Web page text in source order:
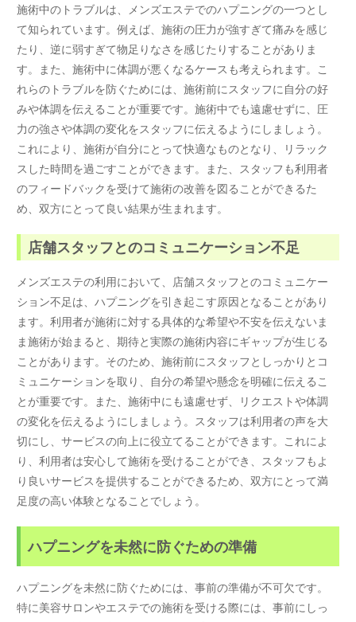
施術中のトラブルは、メンズエステでのハプニングの一つとし
て知られています。例えば、施術の圧力が強すぎて痛みを感じ
たり、逆に弱すぎて物足りなさを感じたりすることがありま
す。また、施術中に体調が悪くなるケースも考えられます。こ
れらのトラブルを防ぐためには、施術前にスタッフに自分の好
みや体調を伝えることが重要です。施術中でも遠慮せずに、圧
力の強さや体調の変化をスタッフに伝えるようにしましょう。
これにより、施術が自分にとって快適なものとなり、リラック
スした時間を過ごすことができます。また、スタッフも利用者
のフィードバックを受けて施術の改善を図ることができるた
め、双方にとって良い結果が生まれます。
店舗スタッフとのコミュニケーション不足
メンズエステの利用において、店舗スタッフとのコミュニケー
ション不足は、ハプニングを引き起こす原因となることがあり
ます。利用者が施術に対する具体的な希望や不安を伝えないま
ま施術が始まると、期待と実際の施術内容にギャップが生じる
ことがあります。そのため、施術前にスタッフとしっかりとコ
ミュニケーションを取り、自分の希望や懸念を明確に伝えるこ
とが重要です。また、施術中にも遠慮せず、リクエストや体調
の変化を伝えるようにしましょう。スタッフは利用者の声を大
切にし、サービスの向上に役立てることができます。これによ
り、利用者は安心して施術を受けることができ、スタッフもよ
り良いサービスを提供することができるため、双方にとって満
足度の高い体験となることでしょう。
ハプニングを未然に防ぐための準備
ハプニングを未然に防ぐためには、事前の準備が不可欠です。
特に美容サロンやエステでの施術を受ける際には、事前にしっ